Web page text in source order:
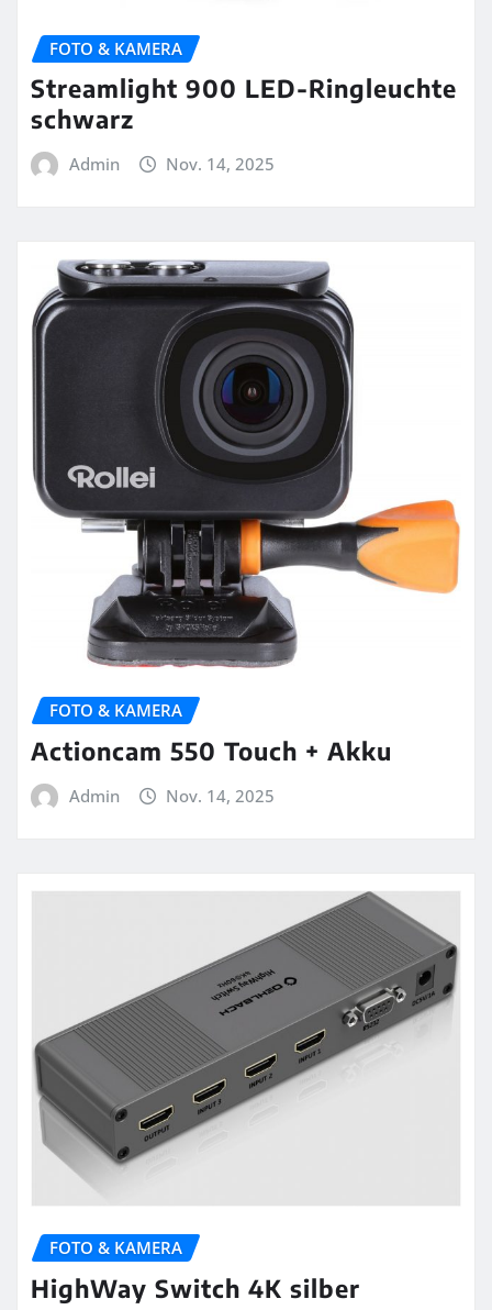
FOTO & KAMERA
Streamlight 900 LED-Ringleuchte
schwarz
Admin Nov. 14, 2025
FOTO & KAMERA
Actioncam 550 Touch + Akku
Admin Nov. 14, 2025
FOTO & KAMERA
HighWay Switch 4K silber